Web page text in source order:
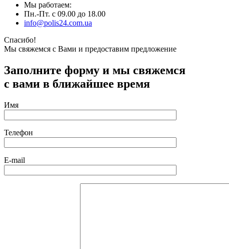
Мы работаем:
Пн.-Пт. с 09.00 до 18.00
info@polis24.com.ua
Спасибо!
Мы свяжемся с Вами и предоставим предложение
Заполните форму и мы свяжемся
с вами в ближайшее время
Имя
Телефон
E-mail